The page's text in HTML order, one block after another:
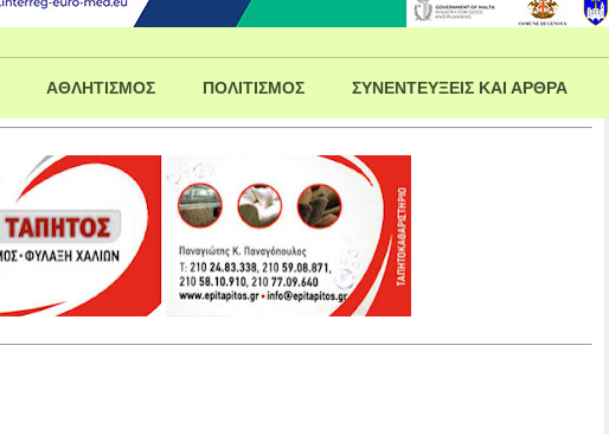
ΑΘΛΗΤΙΣΜΟΣ ΠΟΛΙΤΙΣΜΟΣ ΣΥΝΕΝΤΕΥΞΕΙΣ ΚΑΙ ΑΡΘΡΑ